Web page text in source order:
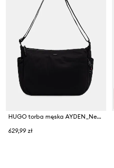
HUGO torba męska AYDEN_New_MESSENGER
629,99 zł